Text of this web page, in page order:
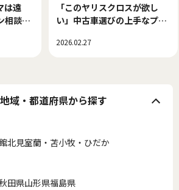
は遠
相談で
「このヤリスクロスが欲し
い」中古車選びの上手なプロ
2026.02.27
域・都道府県から探す
北見室蘭・苫小牧・ひだか
田県山形県福島県